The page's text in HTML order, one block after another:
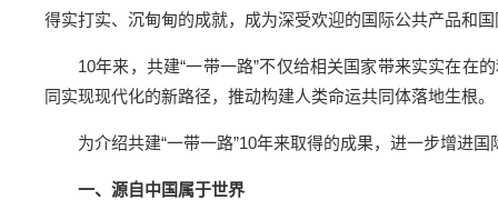
得实打实、沉甸甸的成就，成为深受欢迎的国际公共产品和
10年来，共建“一带一路”不仅给相关国家带来实实在在
同实现现代化的新路径，推动构建人类命运共同体落地生根。
为介绍共建“一带一路”10年来取得的成果，进一步增进
一、源自中国属于世界